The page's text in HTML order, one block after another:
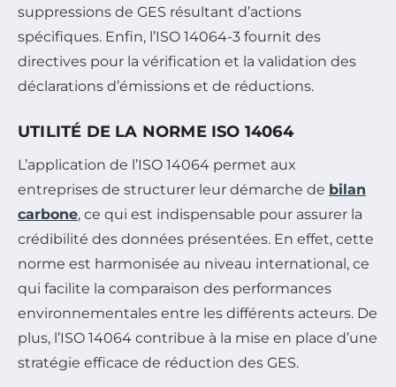
suppressions de GES résultant d’actions
spécifiques. Enfin, l’ISO 14064-3 fournit des
directives pour la vérification et la validation des
déclarations d’émissions et de réductions.
UTILITÉ DE LA NORME ISO 14064
L’application de l’ISO 14064 permet aux
entreprises de structurer leur démarche de bilan
carbone, ce qui est indispensable pour assurer la
crédibilité des données présentées. En effet, cette
norme est harmonisée au niveau international, ce
qui facilite la comparaison des performances
environnementales entre les différents acteurs. De
plus, l’ISO 14064 contribue à la mise en place d’une
stratégie efficace de réduction des GES.